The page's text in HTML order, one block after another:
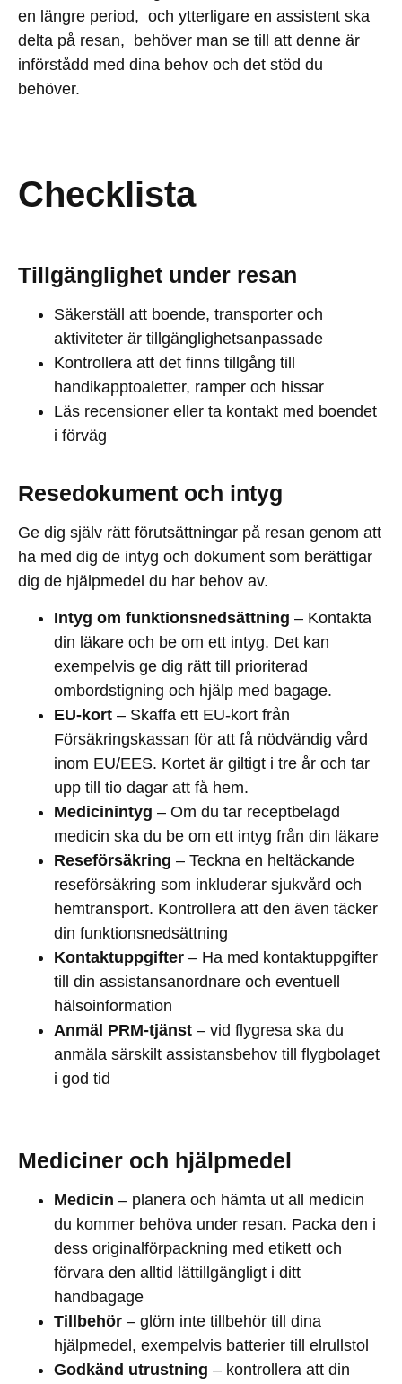
en längre period, och ytterligare en assistent ska
delta på resan, behöver man se till att denne är
införstådd med dina behov och det stöd du
behöver.
Checklista
Tillgänglighet under resan
Säkerställ att boende, transporter och
aktiviteter är tillgänglighetsanpassade
Kontrollera att det finns tillgång till
handikapptoaletter, ramper och hissar
Läs recensioner eller ta kontakt med boendet
i förväg
Resedokument och intyg
Ge dig själv rätt förutsättningar på resan genom att
ha med dig de intyg och dokument som berättigar
dig de hjälpmedel du har behov av.
Intyg om funktionsnedsättning – Kontakta
din läkare och be om ett intyg. Det kan
exempelvis ge dig rätt till prioriterad
ombordstigning och hjälp med bagage.
EU-kort – Skaffa ett EU-kort från
Försäkringskassan för att få nödvändig vård
inom EU/EES. Kortet är giltigt i tre år och tar
upp till tio dagar att få hem.
Medicinintyg – Om du tar receptbelagd
medicin ska du be om ett intyg från din läkare
Reseförsäkring – Teckna en heltäckande
reseförsäkring som inkluderar sjukvård och
hemtransport. Kontrollera att den även täcker
din funktionsnedsättning
Kontaktuppgifter – Ha med kontaktuppgifter
till din assistansanordnare och eventuell
hälsoinformation
Anmäl PRM-tjänst – vid flygresa ska du
anmäla särskilt assistansbehov till flygbolaget
i god tid
Mediciner och hjälpmedel
Medicin – planera och hämta ut all medicin
du kommer behöva under resan. Packa den i
dess originalförpackning med etikett och
förvara den alltid lättillgängligt i ditt
handbagage
Tillbehör – glöm inte tillbehör till dina
hjälpmedel, exempelvis batterier till elrullstol
Godkänd utrustning – kontrollera att din